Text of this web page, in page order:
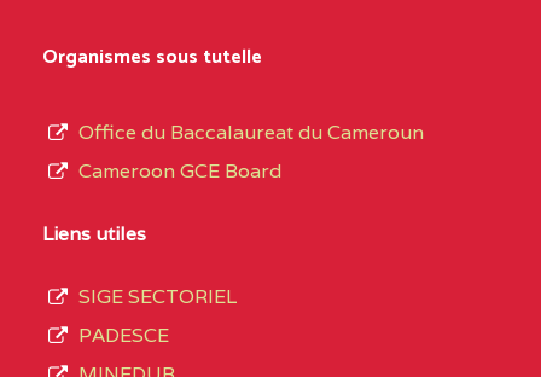
CENTRE
COLLEGE PRIVE LAIC
SAINT MICHEL
CENTRE
du
de
septembre
Organismes sous tutelle
Office du Baccalaureat du Cameroun
Cameroon GCE Board
Liens utiles
SIGE SECTORIEL
PADESCE